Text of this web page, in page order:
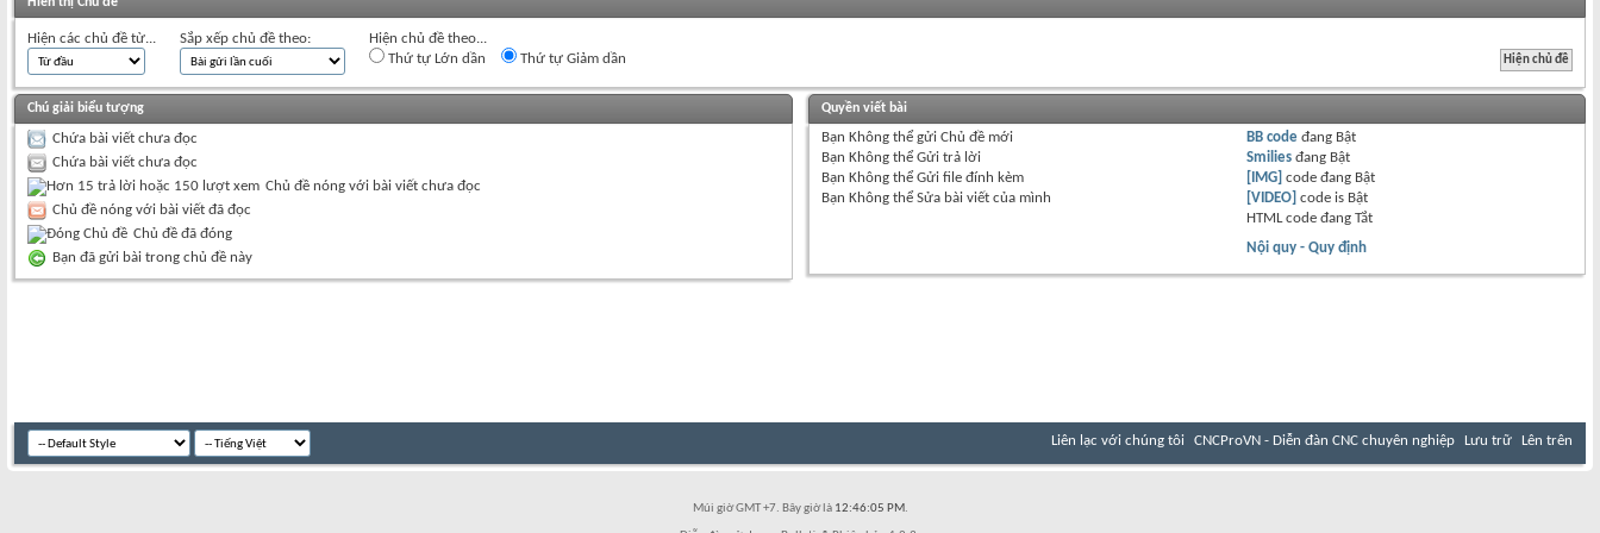
Hiện các chủ đề từ... Sắp xếp chủ đề theo:
Hiện chủ đề theo...
Thứ tự Lớn dần
Thứ tự Giảm dần
Chú giải biểu tượng
Chứa bài viết chưa đọc
Chứa bài viết chưa đọc
Chủ đề nóng với bài viết chưa đọc
Chủ đề nóng với bài viết đã đọc
Chủ đề đã đóng
Bạn đã gửi bài trong chủ đề này
Quyền viết bài
Bạn Không thểgửi Chủ đề mới
Bạn Không thểGửi trả lời
Bạn Không thểGửi file đính kèm
Bạn Không thểSửa bài viết của mình
BB code đang Bật
Smilies đang Bật
[IMG] code đang Bật
[VIDEO] code is Bật
HTML code đangTắt
Nội quy - Quy định
Liên lạc với chúng tôi CNCProVN - Diễn đàn CNC chuyên nghiệp Lưu trữ Lên trên
Múi giờ GMT +7. Bây giờ là 12:46:05 PM.